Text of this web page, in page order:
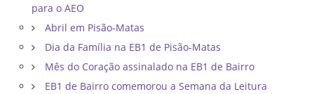
para o AEO
Abril em Pisão-Matas
Dia da Família na EB1 de Pisão-Matas
Mês do Coração assinalado na EB1 de Bairro
EB1 de Bairro comemorou a Semana da Leitura